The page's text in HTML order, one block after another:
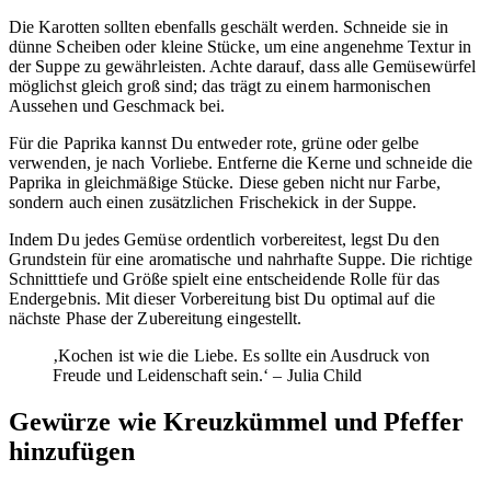
Die Karotten sollten ebenfalls geschält werden. Schneide sie in
dünne Scheiben oder kleine Stücke, um eine angenehme Textur in
der Suppe zu gewährleisten. Achte darauf, dass alle Gemüsewürfel
möglichst gleich groß sind; das trägt zu einem harmonischen
Aussehen und Geschmack bei.
Für die Paprika kannst Du entweder rote, grüne oder gelbe
verwenden, je nach Vorliebe. Entferne die Kerne und schneide die
Paprika in gleichmäßige Stücke. Diese geben nicht nur Farbe,
sondern auch einen zusätzlichen Frischekick in der Suppe.
Indem Du jedes Gemüse ordentlich vorbereitest, legst Du den
Grundstein für eine aromatische und nahrhafte Suppe. Die richtige
Schnitttiefe und Größe spielt eine entscheidende Rolle für das
Endergebnis. Mit dieser Vorbereitung bist Du optimal auf die
nächste Phase der Zubereitung eingestellt.
‚Kochen ist wie die Liebe. Es sollte ein Ausdruck von
Freude und Leidenschaft sein.‘ – Julia Child
Gewürze wie Kreuzkümmel und Pfeffer
hinzufügen